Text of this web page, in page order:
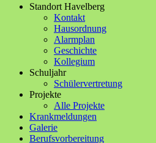
Standort Havelberg
Kontakt
Hausordnung
Alarmplan
Geschichte
Kollegium
Schuljahr
Schülervertretung
Projekte
Alle Projekte
Krankmeldungen
Galerie
Berufsvorbereitung